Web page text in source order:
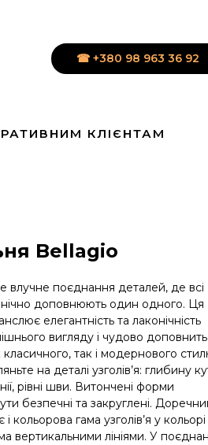
☎ +380 98 963 36 92
КЛІЄНТАМ
Bellagio
влучне поєднання деталей, де всі
доповнюють один одного. Ця
елегантність та лаконічність
вигляду і чудово доповнить
класичного, так і модернового
на деталі узголів’я: глибину
рівні шви. Витончені форми
безпечні та закруглені.
кольорова гама узголів’я у кольорі
вертикальними лініями. У